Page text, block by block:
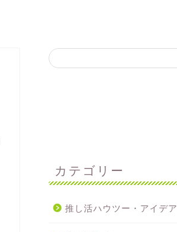
カテゴリー
推し活ハウツー・アイデア